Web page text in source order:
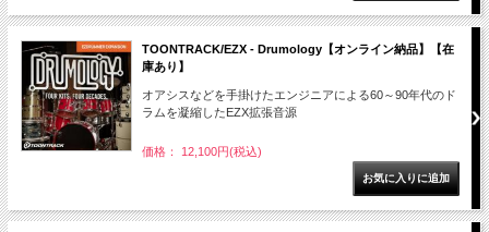
TOONTRACK/EZX - Drumology【オンライン納品】【在
庫あり】
オアシスなどを手掛けたエンジニアによる60～90年代のド
ラムを凝縮したEZX拡張音源
価格： 12,100円(税込)